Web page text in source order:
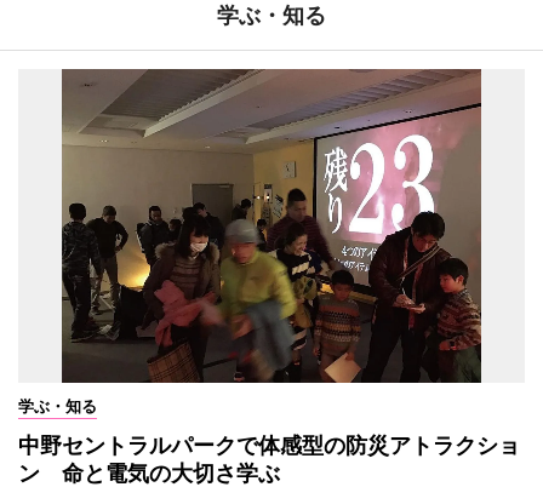
学ぶ・知る
学ぶ・知る
中野セントラルパークで体感型の防災アトラクショ
ン 命と電気の大切さ学ぶ